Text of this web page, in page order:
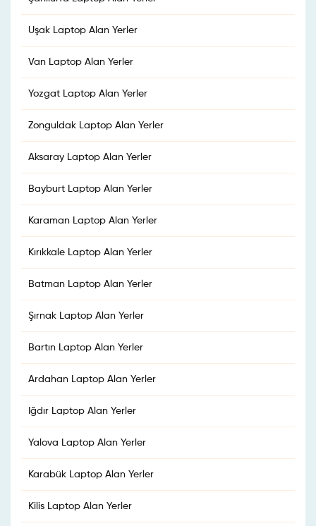
Uşak Laptop Alan Yerler
Van Laptop Alan Yerler
Yozgat Laptop Alan Yerler
Zonguldak Laptop Alan Yerler
Aksaray Laptop Alan Yerler
Bayburt Laptop Alan Yerler
Karaman Laptop Alan Yerler
Kırıkkale Laptop Alan Yerler
Batman Laptop Alan Yerler
Şırnak Laptop Alan Yerler
Bartın Laptop Alan Yerler
Ardahan Laptop Alan Yerler
Iğdır Laptop Alan Yerler
Yalova Laptop Alan Yerler
Karabük Laptop Alan Yerler
Kilis Laptop Alan Yerler